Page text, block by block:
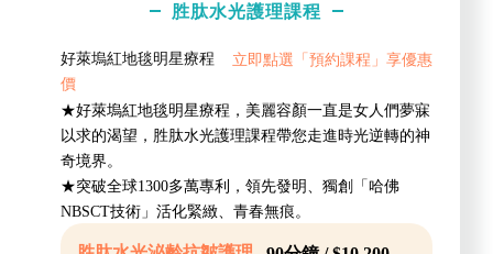
胜肽水光護理課程
好萊塢紅地毯明星療程 立即點選「預約課程」享優惠
價
★好萊塢紅地毯明星療程，美麗容顏一直是女人們夢寐
以求的渴望，胜肽水光護理課程帶您走進時光逆轉的神
奇境界。
★突破全球1300多萬專利，領先發明、獨創「哈佛
NBSCT技術」活化緊緻、青春無痕。